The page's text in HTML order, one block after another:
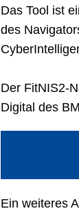
Das Tool ist
des
Der FitNIS2-
Digital des
Ein weiteres